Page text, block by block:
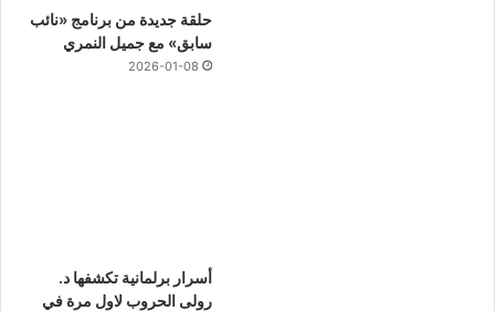
حلقة جديدة من برنامج «نائب
سابق» مع جميل النمري
2026-01-08
أسرار برلمانية تكشفها د.
رولى الحروب لاول مرة في